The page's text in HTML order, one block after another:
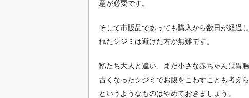
意が必要です。
そして市販品であっても購入から数日が経過
れたシジミは避けた方が無難です。
私たち大人と違い、まだ小さな赤ちゃんは胃
古くなったシジミでお腹をこわすことも考え
というようなものはやめておきましょう。